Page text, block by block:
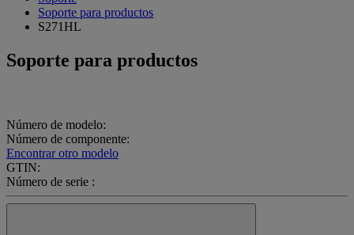
Soporte para productos
S271HL
Soporte para productos
Número de modelo:
Número de componente:
Encontrar otro modelo
GTIN:
Número de serie :